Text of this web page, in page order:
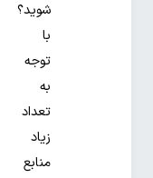
شوید؟
با
توجه
به
تعداد
زیاد
منابع